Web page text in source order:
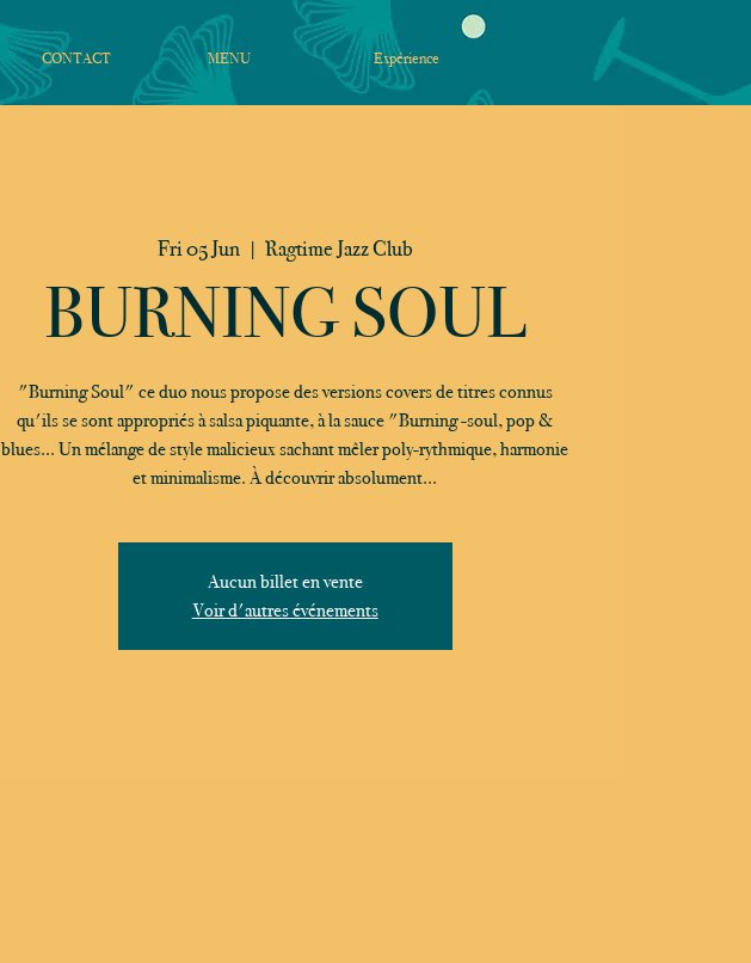
CONTACT MENU Expérience
Fri 05 Jun
  |
Ragtime Jazz Club
BURNING SOUL
"Burning Soul" ce duo nous propose des versions covers de titres connus
qu'ils se sont appropriés à salsa piquante, à la sauce "Burning -soul, pop &
blues... Un mélange de style malicieux sachant mêler poly-rythmique, harmonie
et minimalisme. À découvrir absolument...
Aucun billet en vente
Voir d'autres événements